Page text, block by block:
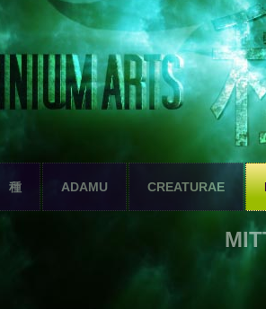
種 ADAMU CREATURAE